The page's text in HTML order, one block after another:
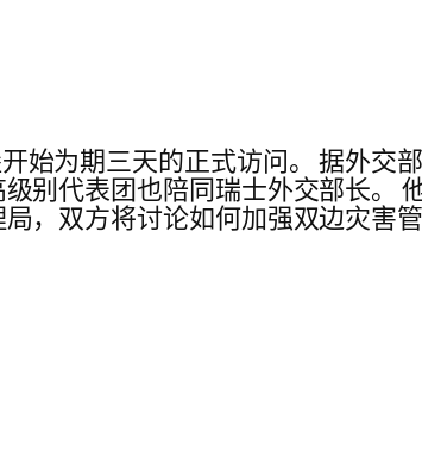
始为期三天的正式访问。 据外交
别代表团也陪同瑞士外交部长。
，双方将讨论如何加强双边灾害管